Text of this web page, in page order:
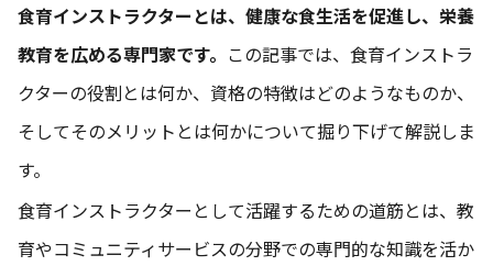
食育インストラクターとは、健康な食生活を促進し、栄養
教育を広める専門家です。 この記事では、食育インストラ
クターの役割とは何か、資格の特徴はどのようなものか、
そしてそのメリットとは何かについて掘り下げて解説しま
す。
食育インストラクターとして活躍するための道筋とは、教
育やコミュニティサービスの分野での専門的な知識を活か